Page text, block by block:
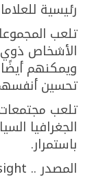
رئيسية
تلعب
الأشخاص ذوي
ويمكنهم
تحسين
تلعب
الجغرافيا
باستمرار.
المصدر .. Global Media Insight